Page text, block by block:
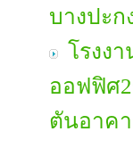
บางปะก
โรงง
ออฟฟิศ
ตันอาค